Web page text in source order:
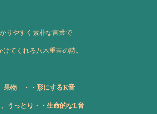
りやすく素朴な言葉で
けてくれる八木重吉の詩。
果物 ・・形にするK音
うっとり・・生命的なL音